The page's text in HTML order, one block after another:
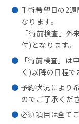
手術希望日の2
なります。
「術前検査」
付)となります。
「術前検査」は
く)以降の日程で
予約状況により
のでご了承くだ
必須項目は全て